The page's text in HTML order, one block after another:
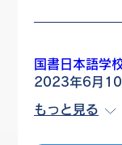
国書日本語学
2023年6月10
もっと見る